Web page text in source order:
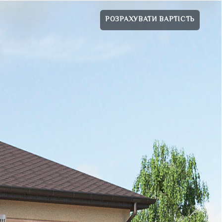
РОЗРАХУВАТИ ВАРТІСТЬ